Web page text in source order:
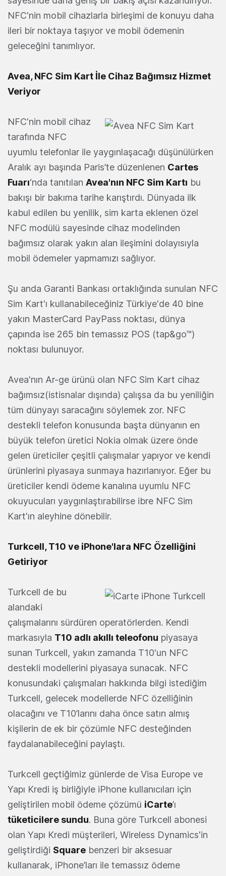
NFC'nin mobil cihazlarla birleşimi de konuyu daha
ileri bir noktaya taşıyor ve mobil ödemenin
geleceğini tanımlıyor.
Avea, NFC Sim Kart İle Cihaz Bağımsız Hizmet
Veriyor
NFC'nin mobil cihaz
tarafında NFC
uyumlu telefonlar ile yaygınlaşacağı düşünülürken
Aralık ayı başında Paris’te düzenlenen Cartes
Fuarı‘nda tanıtılan Avea'nın NFC Sim Kartı bu
bakışı bir bakıma tarihe karıştırdı. Dünyada ilk
kabul edilen bu yenilik, sim karta eklenen özel
NFC modülü sayesinde cihaz modelinden
bağımsız olarak yakın alan ileşimini dolayısıyla
mobil ödemeler yapmamızı sağlıyor.
Şu anda Garanti Bankası ortaklığında sunulan NFC
Sim Kart'ı kullanabileceğiniz Türkiye'de 40 bine
yakın MasterCard PayPass noktası, dünya
çapında ise 265 bin temassız POS (tap&go™)
noktası bulunuyor.
Avea'nın Ar-ge ürünü olan NFC Sim Kart cihaz
bağımsız(istisnalar dışında) çalışsa da bu yeniliğin
tüm dünyayı saracağını söylemek zor. NFC
destekli telefon konusunda başta dünyanın en
büyük telefon üretici Nokia olmak üzere önde
gelen üreticiler çeşitli çalışmalar yapıyor ve kendi
ürünlerini piyasaya sunmaya hazırlanıyor. Eğer bu
üreticiler kendi ödeme kanalına uyumlu NFC
okuyucuları yaygınlaştırabilirse ibre NFC Sim
Kart'ın aleyhine dönebilir.
Turkcell, T10 ve iPhone'lara NFC Özelliğini
Getiriyor
Turkcell de bu
alandaki
çalışmalarını sürdüren operatörlerden. Kendi
markasıyla T10 adlı akıllı teleofonu piyasaya
sunan Turkcell, yakın zamanda T10'un NFC
destekli modellerini piyasaya sunacak. NFC
konusundaki çalışmaları hakkında bilgi istediğim
Turkcell, gelecek modellerde NFC özelliğinin
olacağını ve T10’larını daha önce satın almış
kişilerin de ek bir çözümle NFC desteğinden
faydalanabileceğini paylaştı.
Turkcell geçtiğimiz günlerde de Visa Europe ve
Yapı Kredi iş birliğiyle iPhone kullanıcıları için
geliştirilen mobil ödeme çözümü iCarte’ı
tüketicilere sundu. Buna göre Turkcell abonesi
olan Yapı Kredi müşterileri, Wireless Dynamics'in
geliştirdiği Square benzeri bir aksesuar
kullanarak, iPhone’ları ile temassız ödeme